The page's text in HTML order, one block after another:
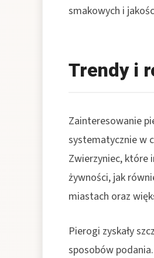
smakowych i
Trendy i
Zainteresowanie
systematycznie w
Zwierzyniec, które
żywności, jak
miastach oraz
Pierogi zyskały
sposobów